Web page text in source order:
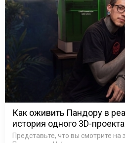
Как оживить Пандору в
история одного 3D-проекта
Представьте, что вы смотрите на